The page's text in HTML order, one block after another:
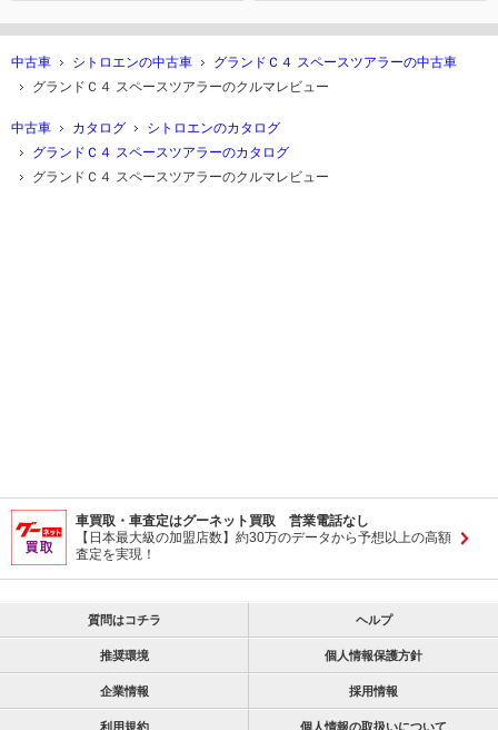
中古車 シトロエンの中古車
グランドＣ４ スペースツアラーの中古車
グランドＣ４ スペースツアラーのクルマレビュー
中古車 カタログ
シトロエンのカタログ
グランドＣ４ スペースツアラーのカタログ
グランドＣ４ スペースツアラーのクルマレビュー
車買取・車査定はグーネット買取 営業電話なし
【日本最大級の加盟店数】約30万のデータから予想以上の高額
査定を実現！
質問はコチラ ヘルプ
推奨環境 個人情報保護方針
企業情報 採用情報
利用規約 個人情報の取扱いについて